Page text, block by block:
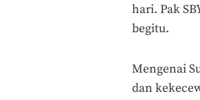
hari. Pak
begitu.
Mengenai
dan